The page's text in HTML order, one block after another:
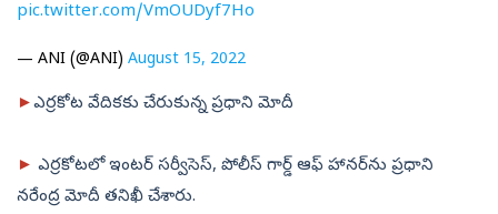
pic.twitter.com/VmOUDyf7Ho
— ANI (@ANI) August 15, 2022
►ఎర్రకోట వేదికకు చేరుకున్న ప్రధాని మోదీ
► ఎర్రకోటలో ఇంటర్ సర్వీసెస్, పోలీస్ గార్డ్ ఆఫ్ హానర్‌ను ప్రధాని
నరేంద్ర మోదీ తనిఖీ చేశారు.